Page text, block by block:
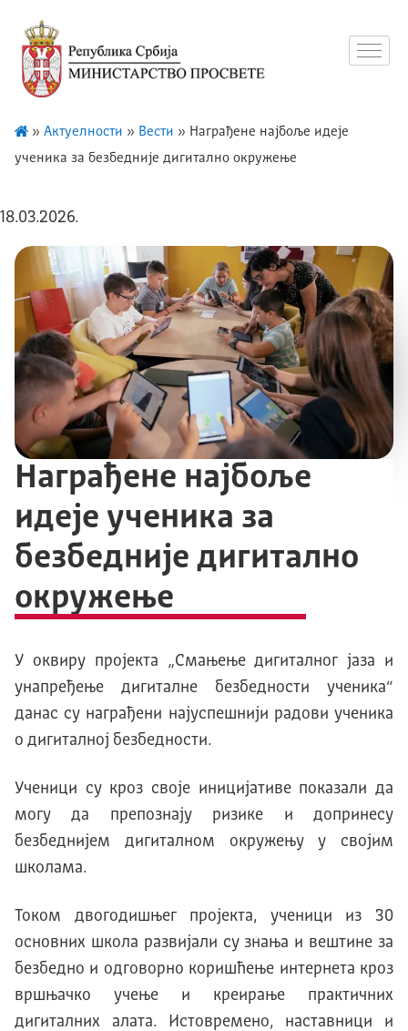
» Актуелности » Вести » Награђене најбоље идеје
ученика за безбедније дигитално окружење
18.03.2026.
Награђене најбоље
идеје ученика за
безбедније дигитално
окружење
У оквиру пројекта „Смањење дигиталног јаза и
унапређење дигиталне безбедности ученика“
данас су награђени најуспешнији радови ученика
о дигиталној безбедности.
Ученици су кроз своје иницијативе показали да
могу да препознају ризике и допринесу
безбеднијем дигиталном окружењу у својим
школама.
Током двогодишњег пројекта, ученици из 30
основних школа развијали су знања и вештине за
безбедно и одговорно коришћење интернета кроз
вршњачко учење и креирање практичних
дигиталних алата. Истовремено, наставници и